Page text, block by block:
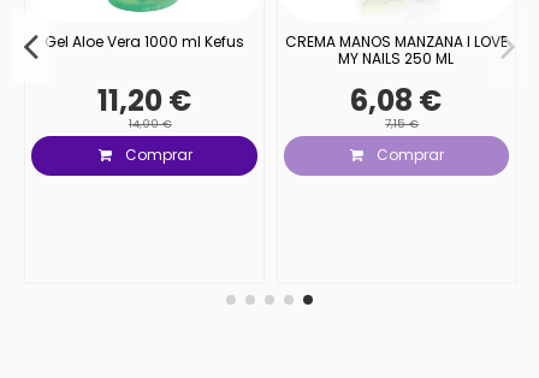
Gel Aloe Vera 1000 ml Kefus
11,20 €
14,00 €
Comprar
CREMA MANOS MANZANA I LOVE
MY NAILS 250 ML
6,08 €
7,15 €
Comprar